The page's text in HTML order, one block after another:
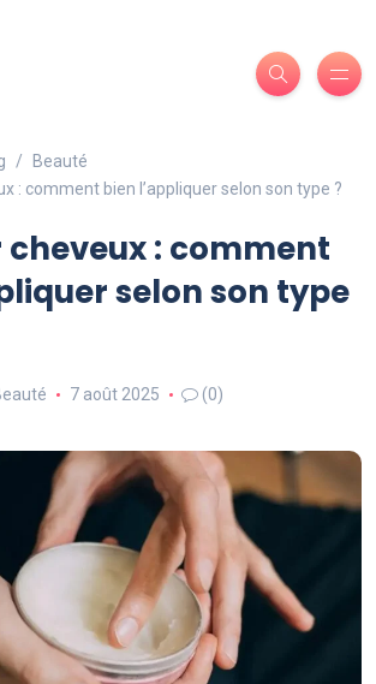
Beauté
: comment bien l’appliquer selon son type ?
cheveux : comment
selon son type
7 août 2025 (0)